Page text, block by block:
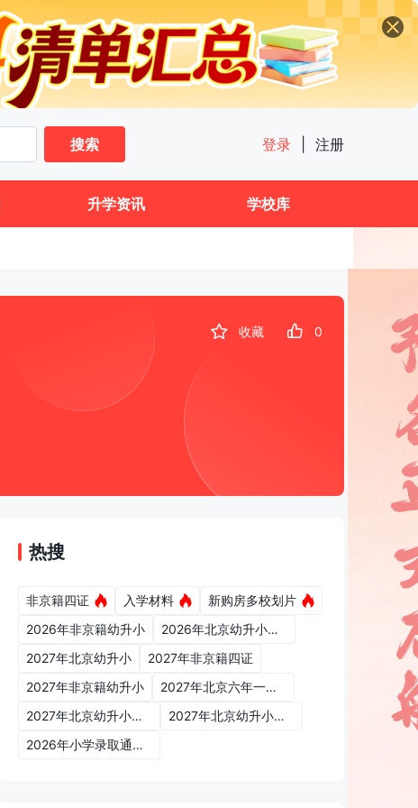
搜索
登录 注册
升学资讯 学校库
收藏 0
时 间安 排 汇总 。
热搜
非京籍四证 入学材料
新购房多校划片
2026年非京籍幼升小
2026年北京幼升小入学政策
2027年北京幼升小
2027年非京籍四证
2027年非京籍幼升小
2027年北京六年一学位政策
2027年北京幼升小六年一学位政策
2027年北京幼升小入学政策
2026年小学录取通知书